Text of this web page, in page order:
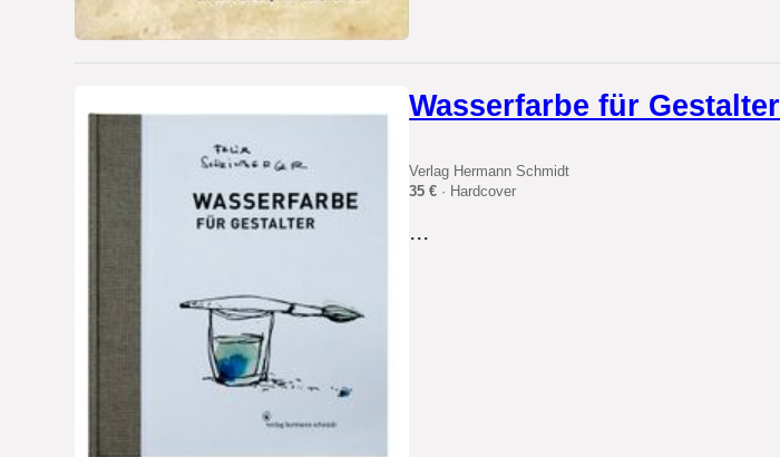
Wasserfarbe für Gestalter
Verlag Hermann Schmidt
35 € · Hardcover
...